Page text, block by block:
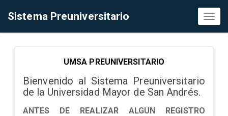
Sistema Preuniversitario
UMSA PREUNIVERSITARIO
Bienvenido al Sistema Preuniversitario
de la Universidad Mayor de San Andrés.
ANTES DE REALIZAR ALGUN REGISTRO